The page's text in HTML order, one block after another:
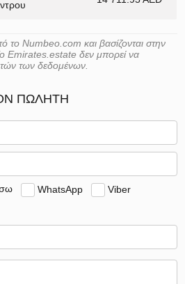
το Numbeo.com και βασίζονται στην
Emirates.estate δεν μπορεί να
των δεδομένων.
ΠΩΛΗΤΉ
WhatsApp
Viber